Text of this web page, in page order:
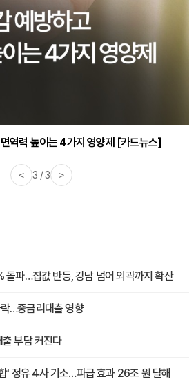
역력 높이는 4가지 영양제 [카드뉴스]
< 3 / 3 >
돌파…집값 반등, 강남 넘어 외곽까지 확산
…중금리대출 영향
부담 커진다
' 정유 4사 기소…파급 효과 26조 원 달해